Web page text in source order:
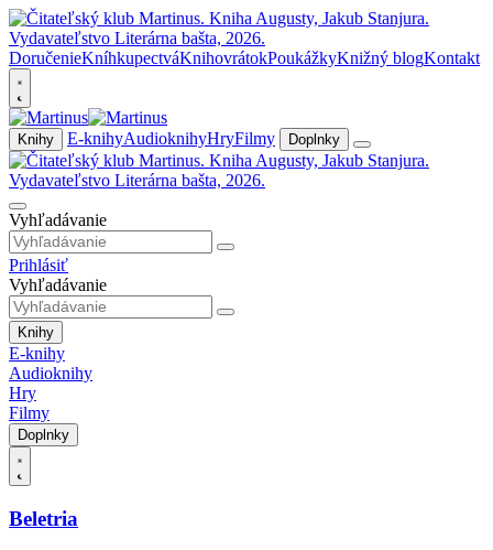
DoručenieKníhkupectváKnihovrátokPoukážkyKnižný blogKontakt
Knihy E-knihyAudioknihyHryFilmy Doplnky
Vyhľadávanie
Prihlásiť
Vyhľadávanie
Knihy
E-knihy
Audioknihy
Hry
Filmy
Doplnky
Beletria